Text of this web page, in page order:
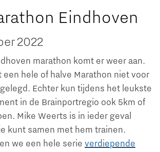
Eindhoven
2022
marathon komt er weer aan.
een hele of halve Marathon niet voor
Echter kun tijdens het leukste
in de Brainportregio ook 5km of
Mike Weerts is in ieder geval
kunt samen met hem trainen.
we een hele serie verdiepende